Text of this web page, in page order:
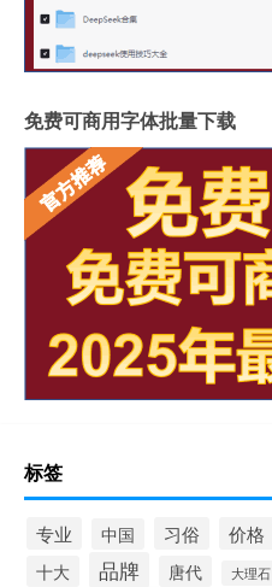
免费可商用字体批量下载
标签
专业 中国 习俗 价格
十大 品牌 唐代 大理石